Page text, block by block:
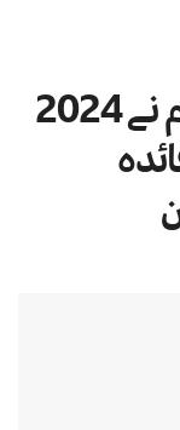
کریڈٹ گارنٹی فنڈ اسکیم نے 2024